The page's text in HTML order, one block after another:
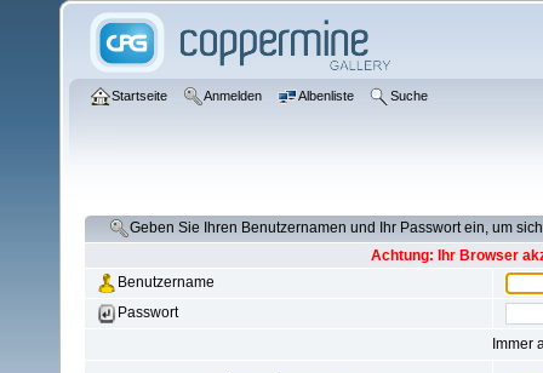
Startseite Anmelden Albenliste Suche
Geben Sie Ihren Benutzernamen und Ihr Passwort ein, um
Achtung: Ihr Browser
Benutzername
Passwort
Immer